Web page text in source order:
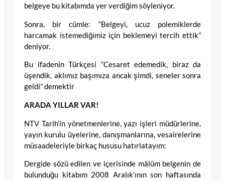
belgeye bu kitabımda yer verdiğim söyleniyor.
Sonra, bir cümle: “Belgeyi, ucuz polemiklerde
harcamak istemediğimiz için beklemeyi tercih ettik”
deniyor.
Bu ifadenin Türkçesi “Cesaret edemedik, biraz da
üşendik, aklımız başımıza ancak şimdi, seneler sonra
geldi” demektir
ARADA YILLAR VAR!
NTV Tarih’in yönetmenlerine, yazı işleri müdürlerine,
yayın kurulu üyelerine, danışmanlarına, vesairelerine
müsaadeleriyle birkaç hususu hatırlatayım:
Dergide sözü edilen ve içerisinde mâlûm belgenin de
bulunduğu kitabım 2008 Aralık’ının son haftasında